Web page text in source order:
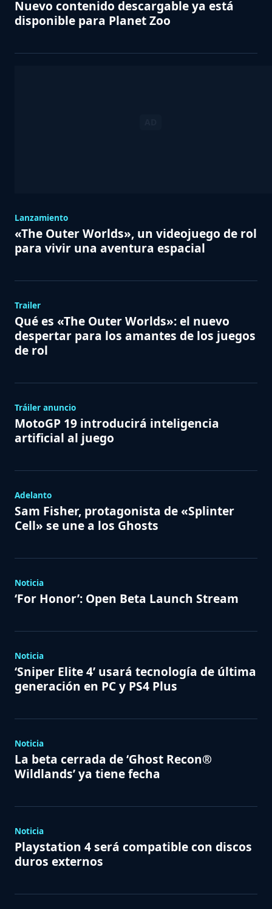
Nuevo contenido descargable ya está
disponible para Planet Zoo
Lanzamiento
«The Outer Worlds», un videojuego de rol
para vivir una aventura espacial
Trailer
Qué es «The Outer Worlds»: el nuevo
despertar para los amantes de los juegos
de rol
Tráiler anuncio
MotoGP 19 introducirá inteligencia
artificial al juego
Adelanto
Sam Fisher, protagonista de «Splinter
Cell» se une a los Ghosts
Noticia
‘For Honor’: Open Beta Launch Stream
Noticia
‘Sniper Elite 4’ usará tecnología de última
generación en PC y PS4 Plus
Noticia
La beta cerrada de ‘Ghost Recon®
Wildlands’ ya tiene fecha
Noticia
Playstation 4 será compatible con discos
duros externos